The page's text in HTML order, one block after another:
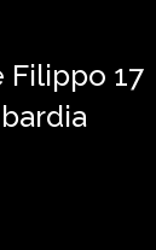
Filippo 17